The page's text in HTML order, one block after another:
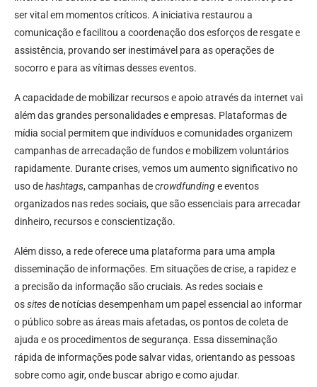
ser vital em momentos críticos. A iniciativa restaurou a
comunicação e facilitou a coordenação dos esforços de resgate e
assistência, provando ser inestimável para as operações de
socorro e para as vítimas desses eventos.
A capacidade de mobilizar recursos e apoio através da internet vai
além das grandes personalidades e empresas. Plataformas de
mídia social permitem que indivíduos e comunidades organizem
campanhas de arrecadação de fundos e mobilizem voluntários
rapidamente. Durante crises, vemos um aumento significativo no
uso dehashtags, campanhas decrowdfundinge eventos
organizados nas redes sociais, que são essenciais para arrecadar
dinheiro, recursos e conscientização.
Além disso, a rede oferece uma plataforma para uma ampla
disseminação de informações. Em situações de crise, a rapidez e
a precisão da informação são cruciais. As redes sociais e
ossitesde notícias desempenham um papel essencial ao informar
o público sobre as áreas mais afetadas, os pontos de coleta de
ajuda e os procedimentos de segurança. Essa disseminação
rápida de informações pode salvar vidas, orientando as pessoas
sobre como agir, onde buscar abrigo e como ajudar.